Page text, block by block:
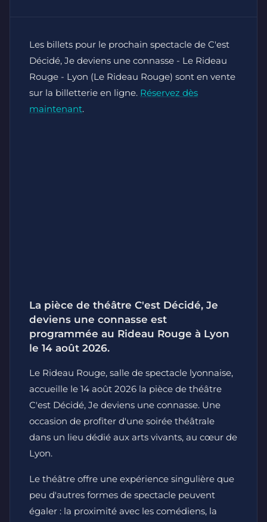
Les billets pour le prochain spectacle de C'est
Décidé, Je deviens une connasse - Le Rideau
Rouge - Lyon (Le Rideau Rouge) sont en vente
sur la billetterie en ligne. Réservez dès
maintenant.
La pièce de théâtre C'est Décidé, Je
deviens une connasse est
programmée au Rideau Rouge à Lyon
le 14 août 2026.
Le Rideau Rouge, salle de spectacle lyonnaise,
accueille le 14 août 2026 la pièce de théâtre
C'est Décidé, Je deviens une connasse. Une
occasion de profiter d'une soirée théâtrale
dans un lieu dédié aux arts vivants, au cœur de
Lyon.
Le théâtre offre une expérience singulière que
peu d'autres formes de spectacle peuvent
égaler : la proximité avec les comédiens, la